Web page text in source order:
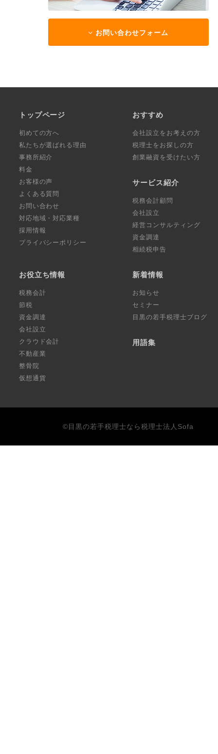
お問い合わせフォーム
トップページ
初めての方へ
私たちが選ばれる理由
事務所紹介
料金
お客様の声
よくある質問
お問い合わせ
対応地域・対応業種
採用情報
プライバシーポリシー
おすすめ
会社設立をお考えの方
税理士をお探しの方
創業融資を受けたい方
サービス紹介
税務会計顧問
会社設立
経営コンサルティング
資金調達
相続税申告
お役立ち情報
税務会計
節税
資金調達
会社設立
クラウド会計
不動産業
整骨院
仮想通貨
新着情報
お知らせ
セミナー
目黒の若手税理士ブログ
用語集
©目黒の若手税理士なら税理士法人Sofa